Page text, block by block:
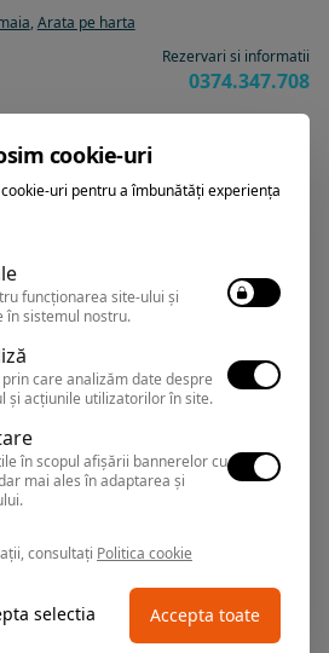
, Arata pe harta
Rezervari si informatii
0374.347.708
MAJESTIC
Rezervari si informatii
Rezervari si informatii
0374.347.708
cookie-uri
uri pentru a îmbunătăți experiența
funcționarea site-ului și
în sistemul nostru.
care analizăm date despre
și acțiunile utilizatorilor în site.
în scopul afișării bannerelor cu
mai ales în adaptarea și
consultați Politica cookie
selectia Accepta toate